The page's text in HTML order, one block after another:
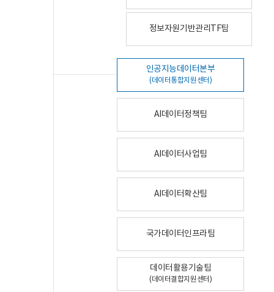
정보자원기반관리TF팀
인공지능데이터본부
(데이터통합지원센터)
AI데이터정책팀
AI데이터사업팀
AI데이터확산팀
국가데이터인프라팀
데이터활용기술팀
(데이터결합지원센터)